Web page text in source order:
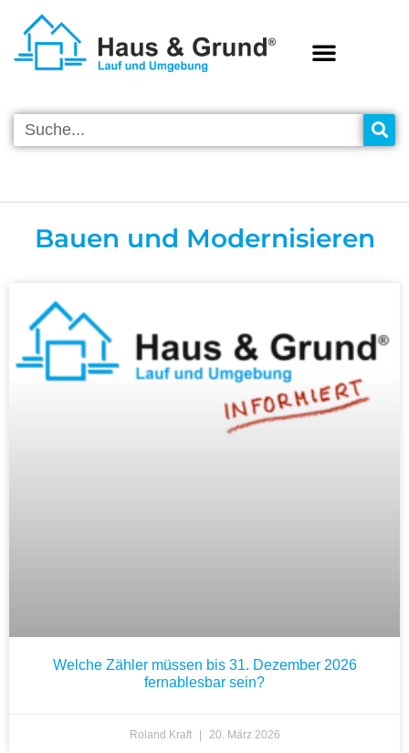
Bauen und Modernisieren
Welche Zähler müssen bis 31. Dezember 2026
fernablesbar sein?
Roland Kraft 20. März 2026